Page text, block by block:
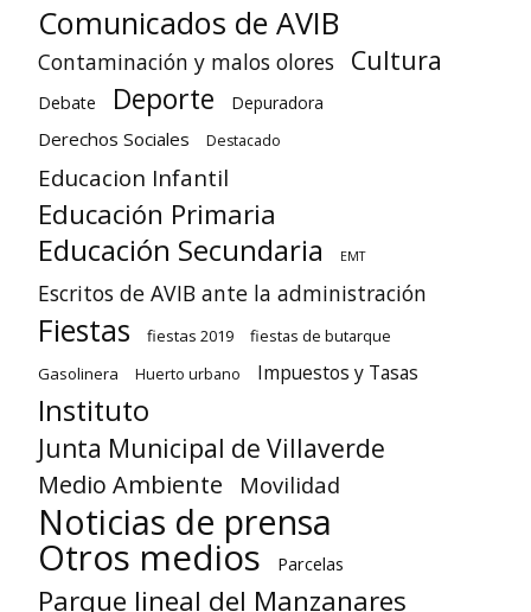
Comunicados de AVIB
Contaminación y malos olores Cultura
Debate Deporte Depuradora
Derechos Sociales Destacado
Educacion Infantil
Educación Primaria
Educación Secundaria EMT
Escritos de AVIB ante la administración
Fiestas fiestas 2019
fiestas de butarque
Gasolinera
Huerto urbano Impuestos y Tasas
Instituto
Junta Municipal de Villaverde
Medio Ambiente Movilidad
Noticias de prensa
Otros medios Parcelas
Parque lineal del Manzanares